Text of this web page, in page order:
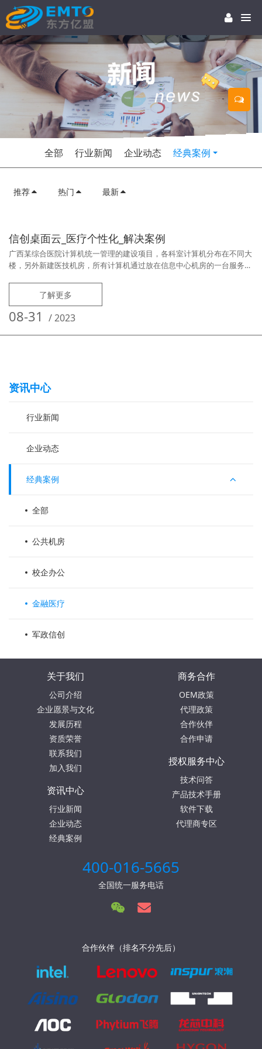
全部 行业新闻 企业动态 经典案例
推荐 热门 最新
信创桌面云_医疗个性化_解决案例
广西某综合医院计算机统一管理的建设项目，各科室计算机分布在不同大
楼，另外新建医技机房，所有计算机通过放在信息中心机房的一台服务器
医院内网使用外来USB存储，经常造成外来病毒入侵，全网瘫痪，运维人
员无法断网逐一排查，造成无法彻底处理和清除病毒；科室机器常年不敢
关机、重启，怕关机、重启后计算机无法正常使用；各科室计算机需连接
不同的本地或网
了解更多
08-31 /2023
资讯中心
行业新闻
企业动态
经典案例
全部
公共机房
校企办公
金融医疗
军政信创
关于我们
公司介绍
企业愿景与文化
发展历程
资质荣誉
联系我们
加入我们
商务合作
OEM政策
代理政策
合作伙伴
合作申请
授权服务中心
技术问答
产品技术手册
软件下载
代理商专区
资讯中心
行业新闻
企业动态
经典案例
400-016-5665
全国统一服务电话
合作伙伴（排名不分先后）